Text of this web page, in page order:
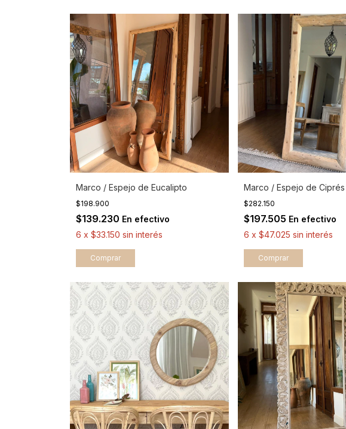
Marco / Espejo de Eucalipto
$198.900
$139.230 En efectivo
6 x $33.150 sin interés
Comprar
Marco / Espejo de Ciprés
$282.150
$197.505 En efectivo
6 x$47.025 sin interés
Comprar